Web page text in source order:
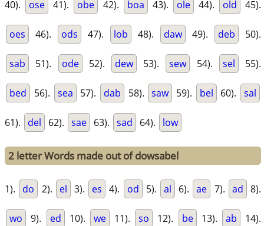
40). ose 41). obe 42). boa 43). ole 44). old 45).
oes 46). ods 47). lob 48). daw 49). deb 50).
sab 51). ode 52). dew 53). sew 54). sel 55).
bed 56). sea 57). dab 58). saw 59). bel 60). sal
61). del 62). sae 63). sad 64). low
2 letter Words made out of dowsabel
1). do 2). el 3). es 4). od 5). al 6). ae 7). ad 8).
wo 9). ed 10). we 11). so 12). be 13). ab 14).